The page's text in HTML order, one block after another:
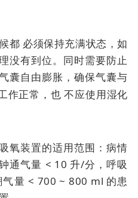
都 必须保持充满状态，如
没有到位。同时需要防止
囊自由膨胀，确保气囊与
作正常，也不应使用湿化
氧装置的适用范围：病情
通气量 < 10 升/分，呼吸
量 < 700 ~ 800 ml 的患